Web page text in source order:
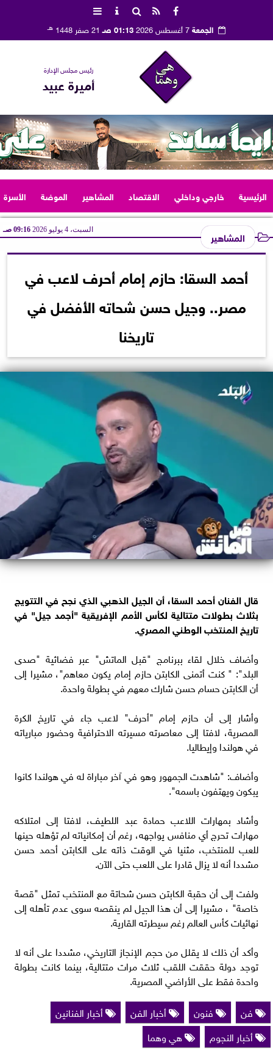
الجمعة 01:13 صـ 21 صفر 1448 هـ
رئيس مجلس الإدارة
أميرة عبيد
الرئيسية خارجي وداخلي الاقتصاد المشاهير الموضة الأسرة
المشاهير السبت، 4 يوليو 2026 09:16 صـ
أحمد السقا: حازم إمام أحرف لاعب في
مصر.. وجيل حسن شحاته الأفضل في
تاريخنا
قال الفنان أحمد السقا، أن الجيل الذهبي الذي نجح في التتويج
بثلاث بطولات متتالية لكأس الأمم الإفريقية "أجمد جيل" في
تاريخ المنتخب الوطني المصري.
وأضاف خلال لقاء ببرنامج "قبل الماتش" عبر فضائية "صدى
البلد": " كنت أتمنى الكابتن حازم إمام يكون معاهم"، مشيرا إلى
أن الكابتن حسام حسن شارك معهم في بطولة واحدة.
وأشار إلى أن حازم إمام "أحرف" لاعب جاء في تاريخ الكرة
المصرية، لافتا إلى معاصرته مسيرته الاحترافية وحضور مبارياته
في هولندا وإيطاليا.
وأضاف: "شاهدت الجمهور وهو في آخر مباراة له في هولندا كانوا
يبكون ويهتفون باسمه".
وأشاد بمهارات اللاعب حمادة عبد اللطيف، لافتا إلى امتلاكه
مهارات تحرج أي منافس يواجهه، رغم أن إمكانياته لم تؤهله حينها
للعب للمنتخب، مثنيا في الوقت ذاته على الكابتن أحمد حسن
مشددا أنه لا يزال قادرا على اللعب حتى الآن.
ولفت إلى أن حقبة الكابتن حسن شحاتة مع المنتخب تمثل "قصة
خاصة" ، مشيرا إلى أن هذا الجيل لم ينقصه سوى عدم تأهله إلى
نهائيات كأس العالم رغم سيطرته القارية.
وأكد أن ذلك لا يقلل من حجم الإنجاز التاريخي، مشددا على أنه لا
توجد دولة حققت اللقب ثلاث مرات متتالية، بينما كانت بطولة
واحدة فقط على الأراضي المصرية.
فن
فنون أخبار الفن
أخبار الفنانين
أخبار النجوم
هي وهما